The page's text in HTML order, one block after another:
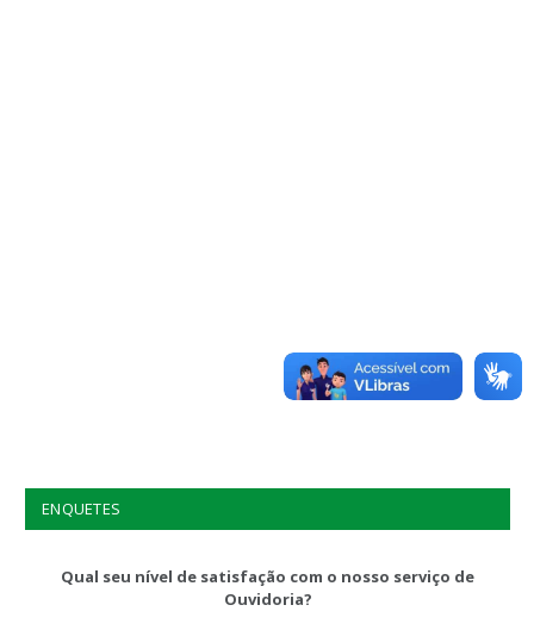
ENQUETES
Qual seu nível de satisfação com o nosso serviço de
Ouvidoria?